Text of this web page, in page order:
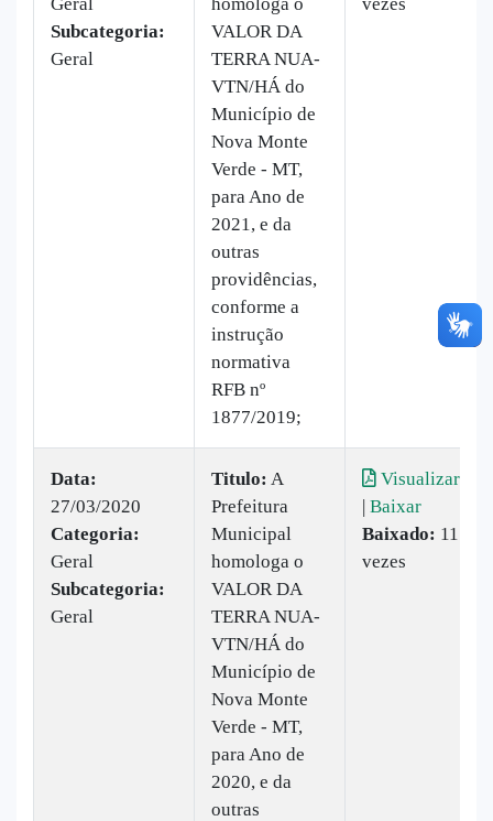
Subcategoria:
Geral
VALOR DA
TERRA NUA-
VTN/HÁ do
Município de
Nova Monte
Verde - MT,
para Ano de
2021, e da
outras
providências,
conforme a
instrução
normativa
RFB nº
1877/2019;
Data:
27/03/2020
Categoria:
Geral
Subcategoria:
Geral
Titulo: A
Prefeitura
Municipal
homologa o
VALOR DA
TERRA NUA-
VTN/HÁ do
Município de
Nova Monte
Verde - MT,
para Ano de
2020, e da
outras
Visualizar
| Baixar
Baixado: 11
vezes